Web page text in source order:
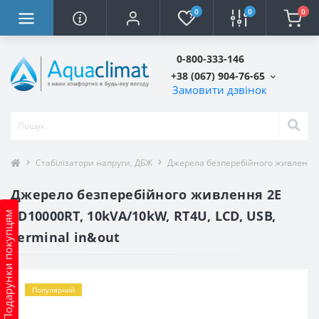
0 0 0
0-800-333-146
+38 (067) 904-76-65
Замовити дзвінок
Подарунки покупцям
Стабілізатори напруги, ДБЖ Джерела безперебійного
Джерело безперебійного живлення 2E
SD10000RT, 10kVA/10kW, RT4U, LCD, USB,
Terminal in&out
Популярний